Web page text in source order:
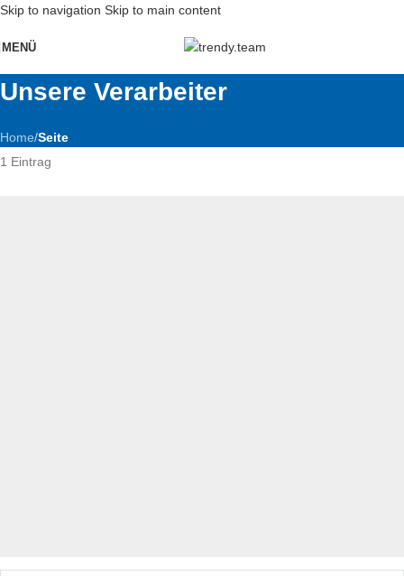
Skip to navigation Skip to main content
MENÜ
Unsere Verarbeiter
Home/Seite
1 Eintrag